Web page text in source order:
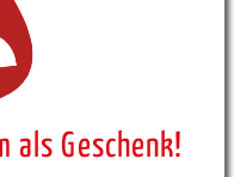
als Geschenk!